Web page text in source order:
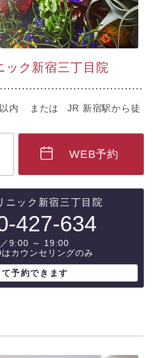
ック新宿三丁目院
以内 または JR 新宿駅から徒
WEB予約
427-634
9:00 ～ 19:00
カウンセリングのみ